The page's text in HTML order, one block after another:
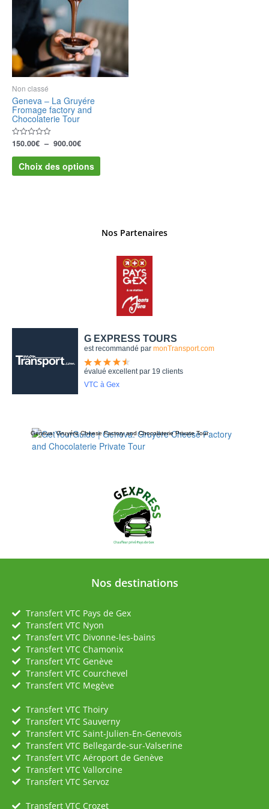
Non classé
Geneva – La Gruyére
Fromage factory and
Chocolaterie Tour
Note
sur
150.00€ – 900.00€
à
Choix des options
Les
options
peuvent
être
choisies
Nos Partenaires
Geneva: Gruyére Cheese Factory and Chocolaterie Private Tour
Nos destinations
Transfert VTC Pays de Gex
Transfert VTC Nyon
Transfert VTC Divonne-les-bains
Transfert VTC Chamonix
Transfert VTC Genève
Transfert VTC Courchevel
Transfert VTC Megève
Transfert VTC Thoiry
Transfert VTC Sauverny
Transfert VTC Saint-Julien-En-Genevois
Transfert VTC Bellegarde-sur-Valserine
Transfert VTC Aéroport de Genève
Transfert VTC Vallorcine
Transfert VTC Servoz
Transfert VTC Crozet